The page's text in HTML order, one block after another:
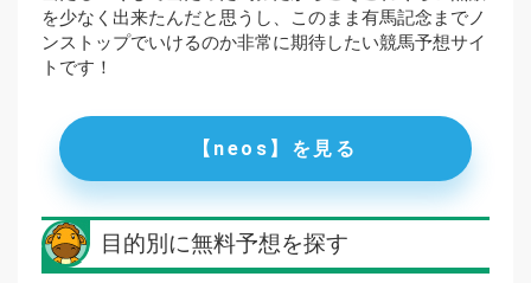
を少なく出来たんだと思うし、このまま有馬記念までノ
ンストップでいけるのか非常に期待したい競馬予想サイ
トです！
【neos】を見る
目的別に無料予想を探す